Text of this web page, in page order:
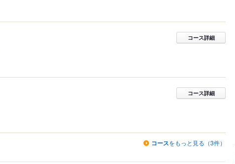
コース詳細
コース詳細
コースをもっと見る（3件）